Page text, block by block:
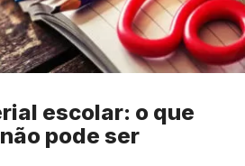
escolar: o que
pode ser